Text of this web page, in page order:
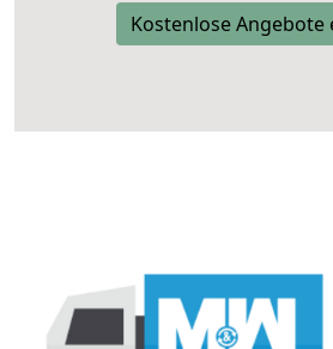
Kostenlose Angebote